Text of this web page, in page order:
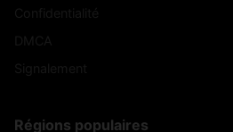
Régions populaires